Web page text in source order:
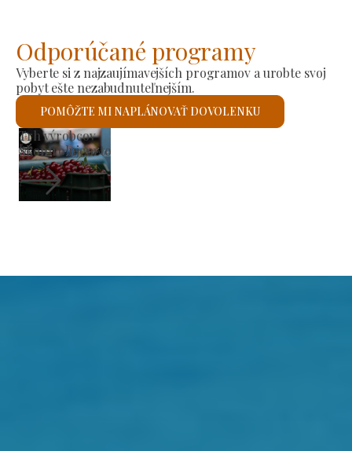
Odporúčané programy
Vyberte si z najzaujímavejších programov a urobte svoj
pobyt ešte nezabudnuteľnejším.
POMÔŽTE MI NAPLÁNOVAŤ DOVOLENKU
Rímskokatolícky kostol svätého Lászlóa
Skontrolujem to